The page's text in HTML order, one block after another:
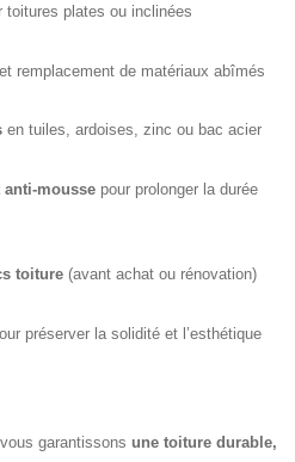
plates ou inclinées
remplacement de matériaux abîmés
en tuiles, ardoises, zinc ou bac acier
anti-moussepour prolonger la durée
toiture(avant achat ou rénovation)
préserver la solidité et l’esthétique
garantissons une toiture durable,